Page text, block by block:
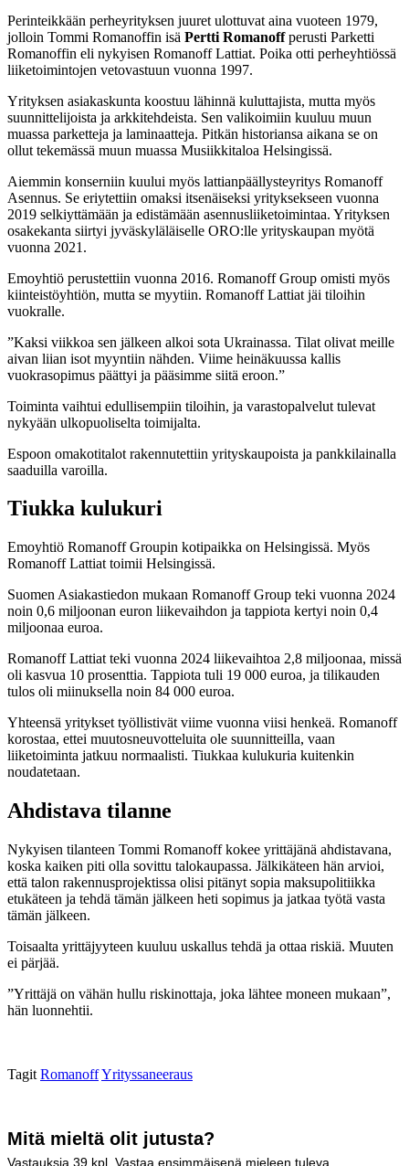
Perinteikkään perheyrityksen juuret ulottuvat aina vuoteen 1979,
jolloin Tommi Romanoffin isä Pertti Romanoffperusti Parketti
Romanoffin eli nykyisen Romanoff Lattiat. Poika otti perheyhtiössä
liiketoimintojen vetovastuun vuonna 1997.
Yrityksen asiakaskunta koostuu lähinnä kuluttajista, mutta myös
suunnittelijoista ja arkkitehdeista. Sen valikoimiin kuuluu muun
muassa parketteja ja laminaatteja. Pitkän historiansa aikana se on
ollut tekemässä muun muassa Musiikkitaloa Helsingissä.
Aiemmin konserniin kuului myös lattianpäällysteyritys Romanoff
Asennus. Se eriytettiin omaksi itsenäiseksi yrityksekseen vuonna
2019 selkiyttämään ja edistämään asennusliiketoimintaa. Yrityksen
osakekanta siirtyi jyväskyläläiselle ORO:lle yrityskaupan myötä
vuonna 2021.
Emoyhtiö perustettiin vuonna 2016. Romanoff Group omisti myös
kiinteistöyhtiön, mutta se myytiin. Romanoff Lattiat jäi tiloihin
vuokralle.
”Kaksi viikkoa sen jälkeen alkoi sota Ukrainassa. Tilat olivat meille
aivan liian isot myyntiin nähden. Viime heinäkuussa kallis
vuokrasopimus päättyi ja pääsimme siitä eroon.”
Toiminta vaihtui edullisempiin tiloihin, ja varastopalvelut tulevat
nykyään ulkopuoliselta toimijalta.
Espoon omakotitalot rakennutettiin yrityskaupoista ja pankkilainalla
saaduilla varoilla.
Tiukka kulukuri
Emoyhtiö Romanoff Groupin kotipaikka on Helsingissä. Myös
Romanoff Lattiat toimii Helsingissä.
Suomen Asiakastiedon mukaan Romanoff Group teki vuonna 2024
noin 0,6 miljoonan euron liikevaihdon ja tappiota kertyi noin 0,4
miljoonaa euroa.
Romanoff Lattiat teki vuonna 2024 liikevaihtoa 2,8 miljoonaa, missä
oli kasvua 10 prosenttia. Tappiota tuli 19 000 euroa, ja tilikauden
tulos oli miinuksella noin 84 000 euroa.
Yhteensä yritykset työllistivät viime vuonna viisi henkeä. Romanoff
korostaa, ettei muutosneuvotteluita ole suunnitteilla, vaan
liiketoiminta jatkuu normaalisti. Tiukkaa kulukuria kuitenkin
noudatetaan.
Ahdistava tilanne
Nykyisen tilanteen Tommi Romanoff kokee yrittäjänä ahdistavana,
koska kaiken piti olla sovittu talokaupassa. Jälkikäteen hän arvioi,
että talon rakennusprojektissa olisi pitänyt sopia maksupolitiikka
etukäteen ja tehdä tämän jälkeen heti sopimus ja jatkaa työtä vasta
tämän jälkeen.
Toisaalta yrittäjyyteen kuuluu uskallus tehdä ja ottaa riskiä. Muuten
ei pärjää.
”Yrittäjä on vähän hullu riskinottaja, joka lähtee moneen mukaan”,
hän luonnehtii.
Tagit RomanoffYrityssaneeraus
Mitä mieltä olit jutusta?
Vastauksia 39 kpl. Vastaa ensimmäisenä mieleen tuleva